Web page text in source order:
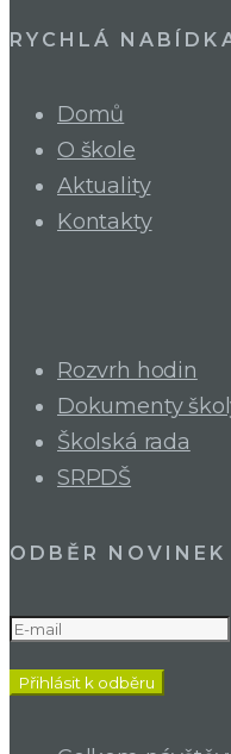
RYCHLÁ
Domů
O škole
Aktuality
Kontakty
Rozvrh hodin
Dokumenty
Školská rada
SRPDŠ
ODBĚR NOVINEK